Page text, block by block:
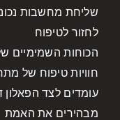
שליחת מחשבות
לחזור לטיפוח
הכוחות השמימיים
חוויות טיפוח של
עומדים לצד
מבהירים את האמת